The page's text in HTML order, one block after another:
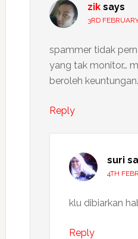
zik says
3RD
spammer tidak
yang tak monitor…
beroleh
Reply
suri
4TH
klu dibiarkan
Reply